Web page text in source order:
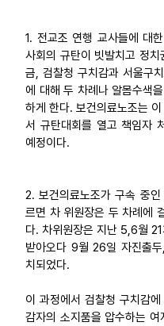
1. 전교조 연행 교사들에 대
사회의 규탄이 빗발치고 정
금, 검찰청 구치감과 서울구
에 대해 두 차례나 알몸수색
하게 한다. 보건의료노조는
서 규탄대회를 열고 책임자
예정이다.
2. 보건의료노조가 구속 중
르면 차 위원장은 두 차례에
다. 차위원장은 지난 5,6월
받아오다 9월 26일 자진출
치되었다.
이 과정에서 검찰청 구치감
감자의 소지품을 압수하는
부설기관
업무